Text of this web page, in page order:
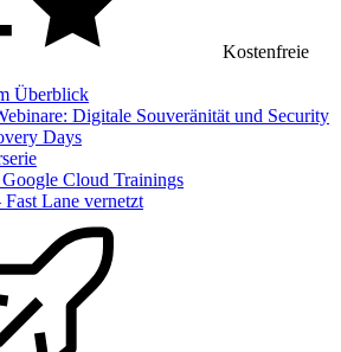
Kostenfreie
Überblick
Digitale Souveränität und Security
Days
Cloud Trainings
Lane vernetzt